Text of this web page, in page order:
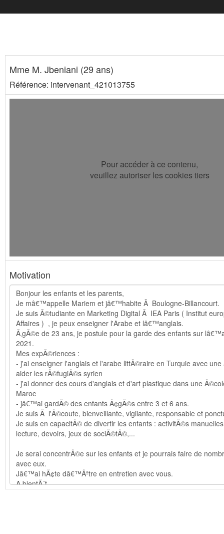
Mme M. Jbeniani (29 ans)
Référence: intervenant_421013755
Pour accéder à ce contenu,
veuillez autoriser les cookies tiers
Motivation